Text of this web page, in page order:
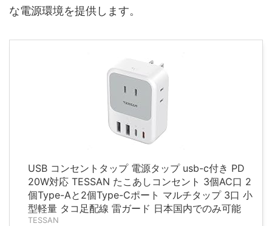
な電源環境を提供します。
USB コンセントタップ 電源タップ usb-c付き PD
20W対応 TESSAN たこあしコンセント 3個AC口 2
個Type-Aと2個Type-Cポート マルチタップ 3口 小
型軽量 タコ足配線 雷ガード 日本国内でのみ可能
TESSAN